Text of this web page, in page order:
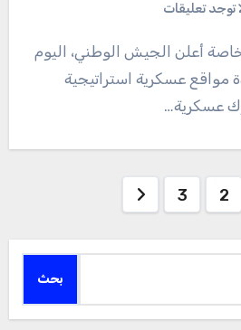
توجد تعليقات
مواقع عسكرية استراتيجية
عسكرية…
2
3